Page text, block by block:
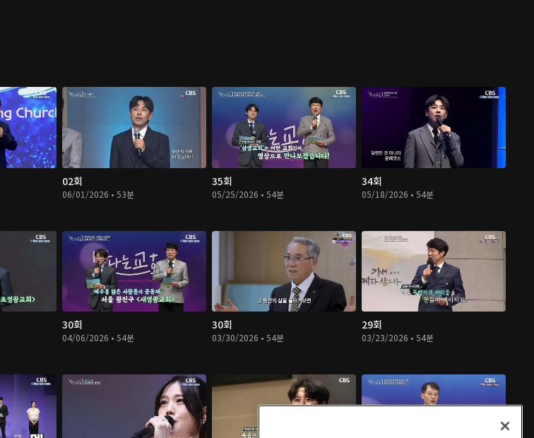
02회
06/01/2026 • 53분
35회
05/25/2026 • 54분
34회
05/18/2026 • 54분
30회
04/06/2026 • 54분
30회
03/30/2026 • 54분
29회
03/23/2026 • 54분